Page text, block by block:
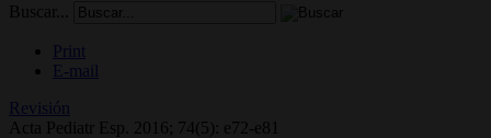
Buscar...
Print
E-mail
Revisión
Acta Pediatr Esp. 2016; 74(5): e72-e81